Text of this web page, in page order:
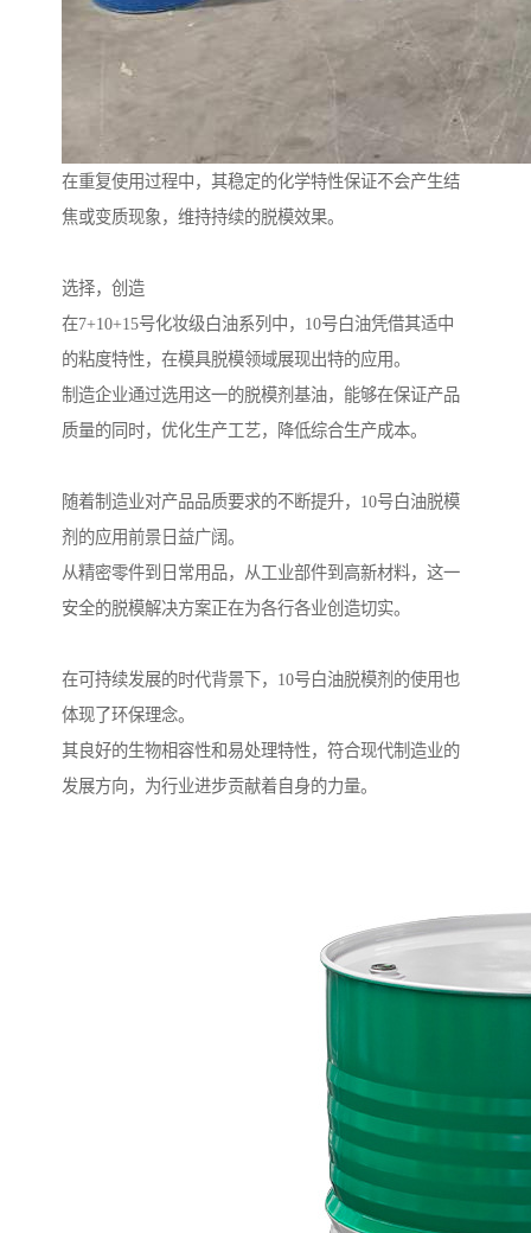
在重复使用过程中，其稳定的化学特性保证不会产生结
焦或变质现象，维持持续的脱模效果。
选择，创造
在7+10+15号化妆级白油系列中，10号白油凭借其适中
的粘度特性，在模具脱模领域展现出特的应用。
制造企业通过选用这一的脱模剂基油，能够在保证产品
质量的同时，优化生产工艺，降低综合生产成本。
随着制造业对产品品质要求的不断提升，10号白油脱模
剂的应用前景日益广阔。
从精密零件到日常用品，从工业部件到高新材料，这一
安全的脱模解决方案正在为各行各业创造切实。
在可持续发展的时代背景下，10号白油脱模剂的使用也
体现了环保理念。
其良好的生物相容性和易处理特性，符合现代制造业的
发展方向，为行业进步贡献着自身的力量。